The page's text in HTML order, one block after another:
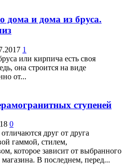
дома и дома из бруса.
1
или кирпича есть своя
она строится на виде
от...
ступеней
0
друг от друга
гаммой, стилем,
которое зависит от выбранного
В последнем, перед...